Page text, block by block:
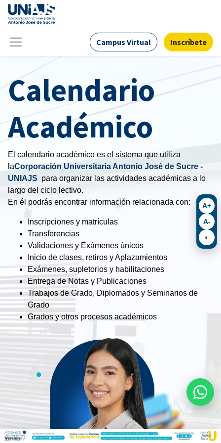
Campus Virtual Inscríbete
Calendario
Académico
El calendario académico es el sistema que utiliza
laCorporación Universitaria Antonio José de Sucre -
UNIAJS para organizar las actividades académicas a lo
largo del ciclo lectivo.
En él podrás encontrar información relacionada con:
Inscripciones y matrículas
Transferencias
Validaciones y Exámenes únicos
Inicio de clases, retiros y Aplazamientos
Exámenes, supletorios y habilitaciones
Entrega de Notas y Publicaciones
Trabajos de Grado, Diplomados y Seminarios de
Grado
Grados y otros procesos académicos
A+
A-
◐